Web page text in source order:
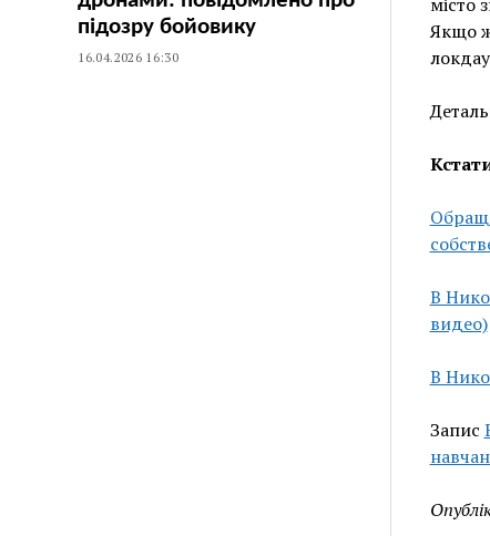
підозру бойовику
16.04.2026 16:30
місто
Якщо ж
В
видео)
В
Запис